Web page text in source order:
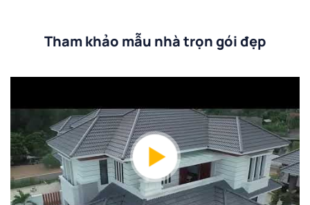
Tham khảo mẫu nhà trọn gói đẹp